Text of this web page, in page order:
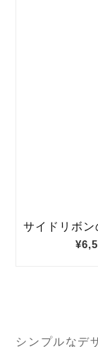
シンプルなデ